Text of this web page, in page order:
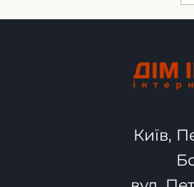
Київ,